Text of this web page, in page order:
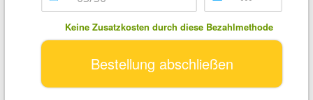
Keine Zusatzkosten durch diese Bezahlmethode
Bestellung abschließen